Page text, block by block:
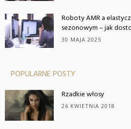
Roboty AMR a
sezonowym – jak
30 MAJA 2025
POPULARNE POSTY
Rzadkie włosy
26 KWIETNIA 2018